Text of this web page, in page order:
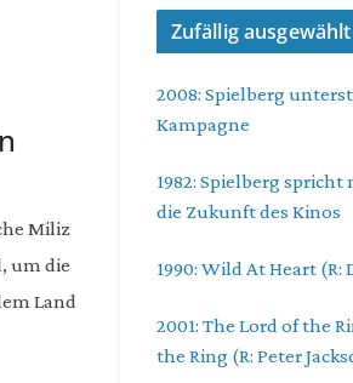
Miliz
um die
Land
Zufällig ausgewählt
2008: Spielberg
Kampagne
1982: Spielberg
die Zukunft des Kinos
1990: Wild At Heart (R:
2001: The Lord of the
the Ring (R: Peter